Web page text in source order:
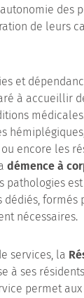
des
de leurs
et
à accueillir
encore les
démence à
pathologies
dédiés, formés
nécessaires.
services, la
à ses
permet